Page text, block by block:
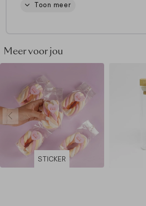
Toon meer
Meer voor jou
STICKER